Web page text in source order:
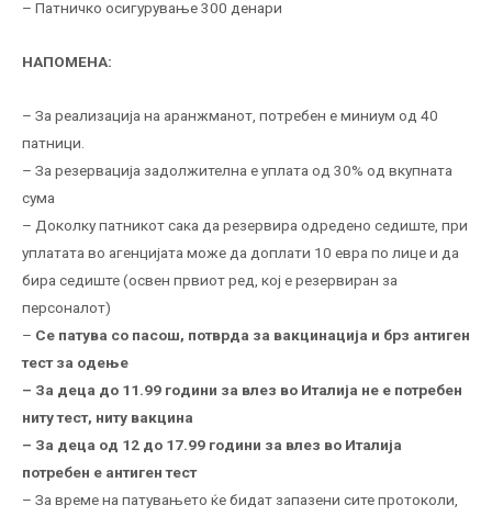
– Патничко осигурување 300 денари
НАПОМЕНА:
– За реализација на аранжманот, потребен е миниум од 40
патници.
– За резервација задолжителна е уплата од 30% од вкупната
сума
– Доколку патникот сака да резервира одредено седиште, при
уплатата во агенцијата може да доплати 10 евра по лице и да
бира седиште (освен првиот ред, кој е резервиран за
персоналот)
– Се патува со пасош, потврда за вакцинација и брз антиген
тест за одење
– За деца до 11.99 години за влез во Италија не е потребен
ниту тест, ниту вакцина
– За деца од 12 до 17.99 години за влез во Италија
потребен е антиген тест
– За време на патувањето ќе бидат запазени сите протоколи,